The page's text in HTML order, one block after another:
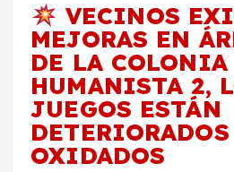
VECINOS
MEJORAS EN
DE LA COLONIA
HUMANISTA 2,
JUEGOS ESTÁN
OXIDADOS